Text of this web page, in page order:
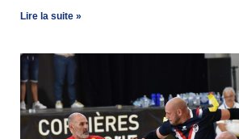
Lire la suite »